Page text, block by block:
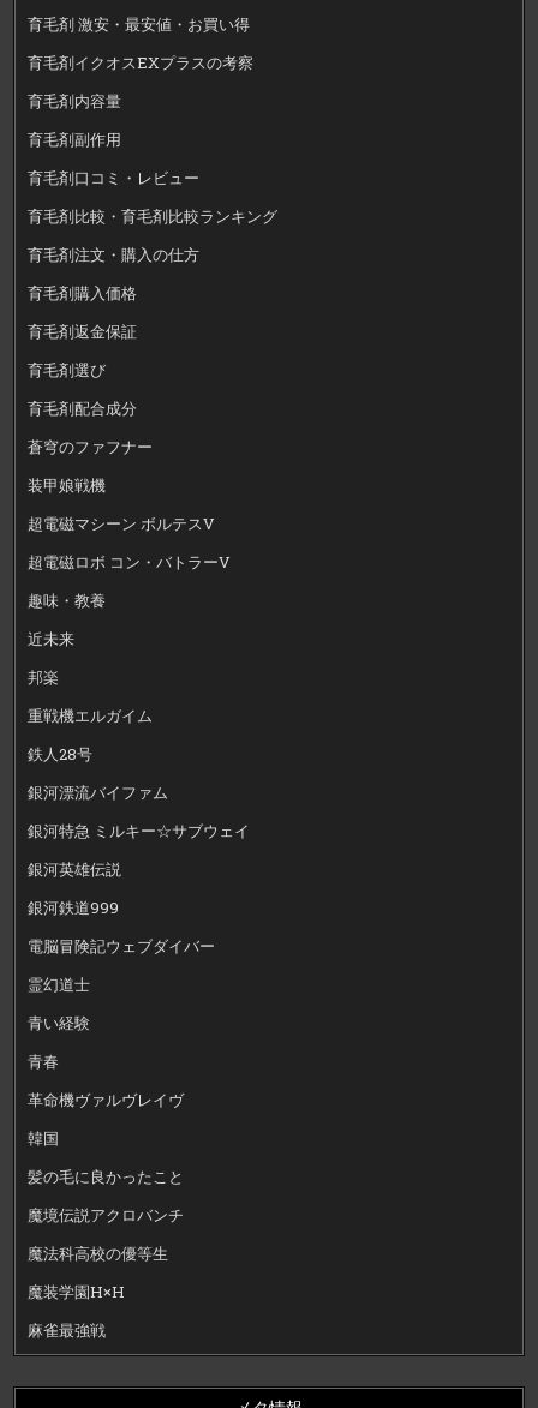
育毛剤 激安・最安値・お買い得
育毛剤イクオスEXプラスの考察
育毛剤内容量
育毛剤副作用
育毛剤口コミ・レビュー
育毛剤比較・育毛剤比較ランキング
育毛剤注文・購入の仕方
育毛剤購入価格
育毛剤返金保証
育毛剤選び
育毛剤配合成分
蒼穹のファフナー
装甲娘戦機
超電磁マシーン ボルテスV
超電磁ロボ コン・バトラーV
趣味・教養
近未来
邦楽
重戦機エルガイム
鉄人28号
銀河漂流バイファム
銀河特急 ミルキー☆サブウェイ
銀河英雄伝説
銀河鉄道999
電脳冒険記ウェブダイバー
霊幻道士
青い経験
青春
革命機ヴァルヴレイヴ
韓国
髪の毛に良かったこと
魔境伝説アクロバンチ
魔法科高校の優等生
魔装学園H×H
麻雀最強戦